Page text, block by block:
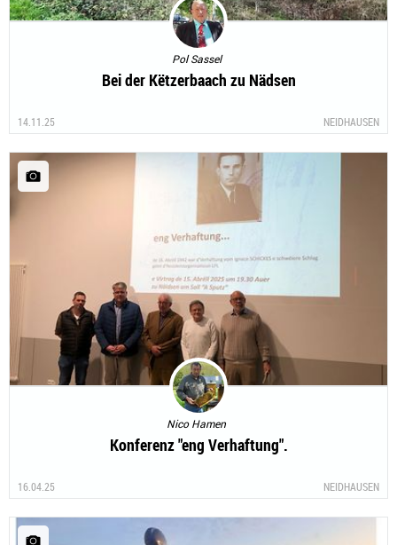
Pol Sassel
Bei der Këtzerbaach zu Nädsen
14.11.25 NEIDHAUSEN
Nico Hamen
Konferenz "eng Verhaftung".
16.04.25 NEIDHAUSEN